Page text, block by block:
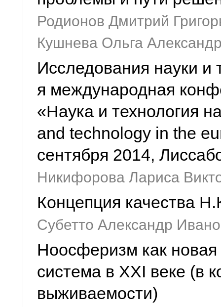
Родионов Дмитрий
Кушнева Ольга
Исследования науки
я международная
«Наука и технология
and technology in the
сентября 2014,
Никифорова Лариса
Концепция качества
Субетто Александр
Ноосферизм как
система в XXI веке (в
выживаемости)